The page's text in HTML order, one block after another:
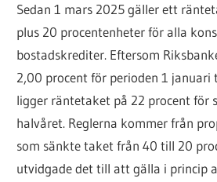
Sedan 1 mars 2025 gäller ett
plus 20 procentenheter för alla
bostadskrediter. Eftersom
2,00 procent för perioden 1
ligger räntetaket på 22 procent för
halvåret. Reglerna kommer från
som sänkte taket från 40 till 20
utvidgade det till att gälla i princip